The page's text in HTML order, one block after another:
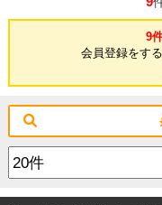
9
会員登録をす